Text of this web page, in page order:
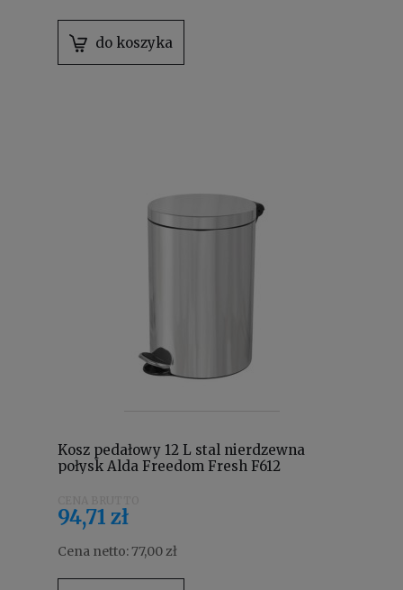
do koszyka
Kosz pedałowy 12 L stal nierdzewna
połysk Alda Freedom Fresh F612
94,71 zł
Cena netto:77,00 zł